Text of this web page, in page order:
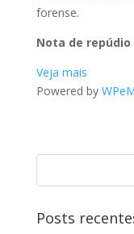
forense.
Nota de repúdio
Veja mais
Powered by
Posts